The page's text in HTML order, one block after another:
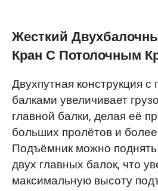
Жесткий
Кран С Потолочным
Двухпутная конструкция
балками увеличивает
главной балки, делая её
больших пролётов и
Подъёмник можно
двух главных балок, что
максимальную высоту